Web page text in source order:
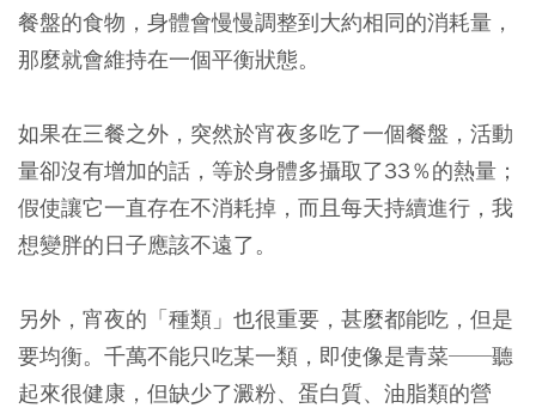
餐盤的食物，身體會慢慢調整到大約相同的消耗量，
那麼就會維持在一個平衡狀態。
如果在三餐之外，突然於宵夜多吃了一個餐盤，活動
量卻沒有增加的話，等於身體多攝取了33％的熱量；
假使讓它一直存在不消耗掉，而且每天持續進行，我
想變胖的日子應該不遠了。
另外，宵夜的「種類」也很重要，甚麼都能吃，但是
要均衡。千萬不能只吃某一類，即使像是青菜──聽
起來很健康，但缺少了澱粉、蛋白質、油脂類的營